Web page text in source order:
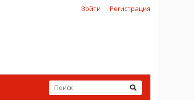
Войти Регистрация